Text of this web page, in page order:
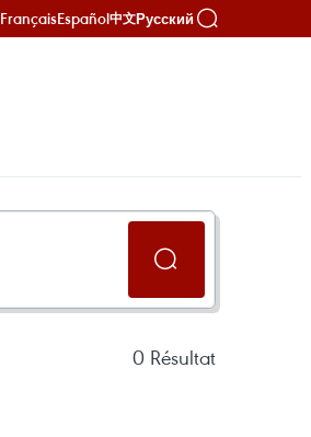
FrançaisEspañol中文Русский
0 Résultat